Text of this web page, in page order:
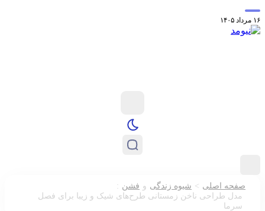
عطر استون
صفحه اصلی > شیوه زندگی و فشن :
مدل طراحی ناخن زمستانی طرح‌های شیک و زیبا برای فصل
سرما